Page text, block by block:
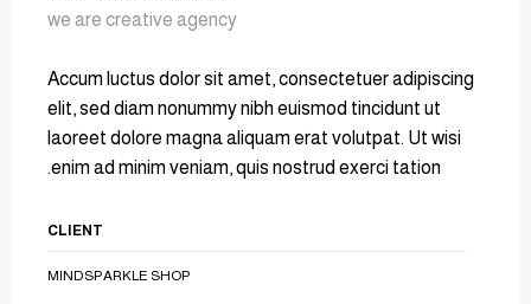
we are creative agency
Accum luctus dolor sit amet, consectetuer adipiscing
elit, sed diam nonummy nibh euismod tincidunt ut
laoreet dolore magna aliquam erat volutpat. Ut wisi
enim ad minim veniam, quis nostrud exerci tation.
CLIENT
MINDSPARKLE SHOP